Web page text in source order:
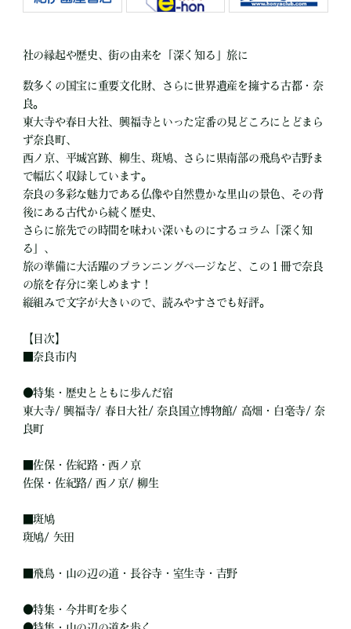
社の縁起や歴史、街の由来を「深く知る」旅に
数多くの国宝に重要文化財、さらに世界遺産を擁する古都・奈
良。
東大寺や春日大社、興福寺といった定番の見どころにとどまら
ず奈良町、
西ノ京、平城宮跡、柳生、斑鳩、さらに県南部の飛鳥や吉野ま
で幅広く収録しています。
奈良の多彩な魅力である仏像や自然豊かな里山の景色、その背
後にある古代から続く歴史、
さらに旅先での時間を味わい深いものにするコラム「深く知
る」、
旅の準備に大活躍のプランニングページなど、この１冊で奈良
の旅を存分に楽しめます！
縦組みで文字が大きいので、読みやすさでも好評。
【目次】
■奈良市内
●特集・歴史とともに歩んだ宿
東大寺/ 興福寺/ 春日大社/ 奈良国立博物館/ 高畑・白毫寺/ 奈
良町
■佐保・佐紀路・西ノ京
佐保・佐紀路/ 西ノ京/ 柳生
■斑鳩
斑鳩/ 矢田
■飛鳥・山の辺の道・長谷寺・室生寺・吉野
●特集・今井町を歩く